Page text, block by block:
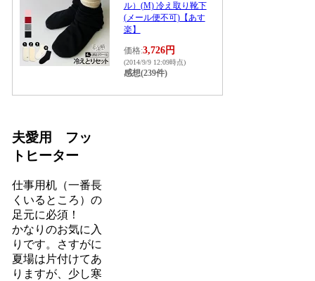
ル）(M) 冷え取り靴下
(メール便不可)【あす
楽】
価格:3,726円
(2014/9/9 12:09時点)
感想(239件)
夫愛用 フッ
トヒーター
仕事用机（一番長
くいるところ）の
足元に必須！
かなりのお気に入
りです。さすがに
夏場は片付けてあ
りますが、少し寒